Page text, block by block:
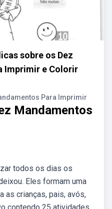
sobre os Dez
Imprimir e Colorir
Para Imprimir
Mandamentos
todos os dias os
Eles formam uma
as crianças, pais, avós,